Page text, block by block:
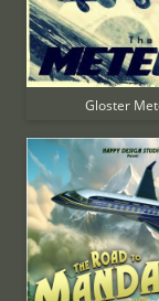
Gloster